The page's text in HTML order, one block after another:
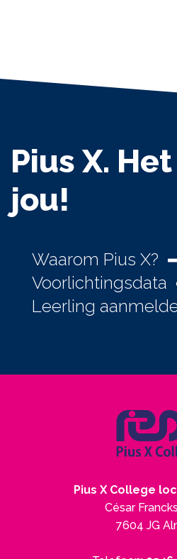
Pius X.
jou!
Waarom Pius X?
Voorlichtingsdata
Leerling
Pius X College
César
7604 JG